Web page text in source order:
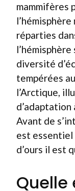
mammifères
réparties
diversité
tempérées
l’Arctique,
d’adaptation
Avant de
est essentiel
d’ours il est
Quelle